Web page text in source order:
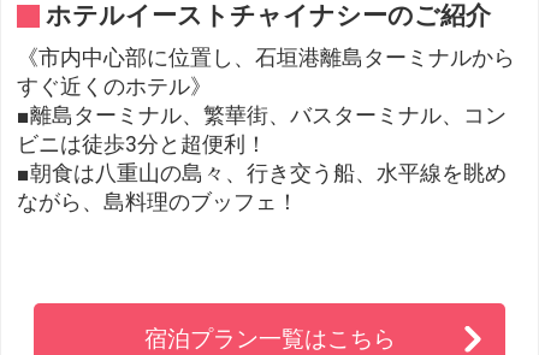
ホテルイーストチャイナシーのご紹介
《市内中心部に位置し、石垣港離島ターミナルから
すぐ近くのホテル》
■離島ターミナル、繁華街、バスターミナル、コン
ビニは徒歩3分と超便利！
■朝食は八重山の島々、行き交う船、水平線を眺め
ながら、島料理のブッフェ！
宿泊プラン一覧はこちら